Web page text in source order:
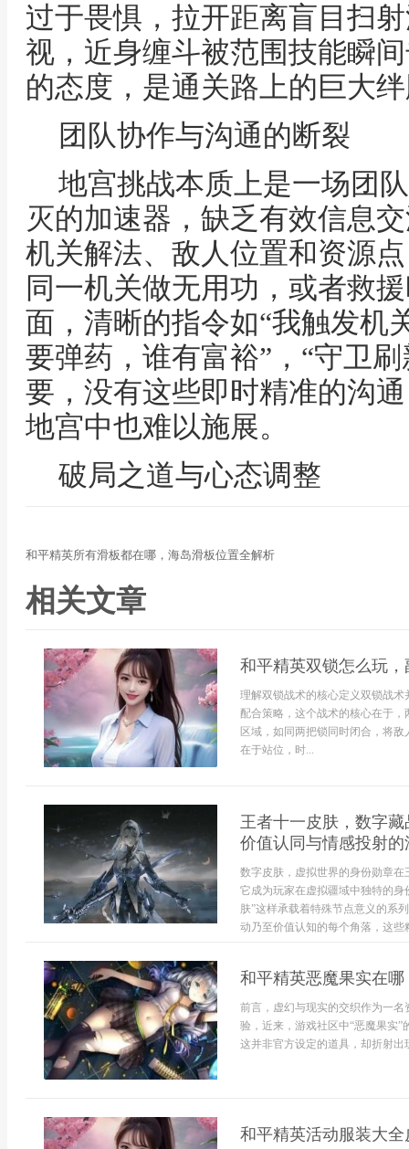
过于畏惧，拉开距离盲目扫
视，近身缠斗被范围技能瞬
的态度，是通关路上的巨大
团队协作与沟通的断裂
地宫挑战本质上是一场团
灭的加速器，缺乏有效信息
机关解法、敌人位置和资源
同一机关做无用功，或者救
面，清晰的指令如“我触发机
要弹药，谁有富裕”，“守卫
要，没有这些即时精准的沟
地宫中也难以施展。
破局之道与心态调整
和平精英所有滑板都在哪，海岛滑板位置全解析
相关文章
和平精英双锁怎么玩
理解双锁战术的核心定义双锁战
配合策略，这个战术的核心在于
区域，如同两把锁同时闭合，将
在于站位，时...
王者十一皮肤，数字
价值认同与情感投射的
数字皮肤，虚拟世界的身份勋章
它成为玩家在虚拟疆域中独特的
肤”这样承载着特殊节点意义的系
动乃至价值认知的每个角落，这些
和平精英恶魔果实在
前言，虚幻与现实的交织作为一
验，近来，游戏社区中“恶魔果实
这并非官方设定的道具，却折射出
和平精英活动服装大